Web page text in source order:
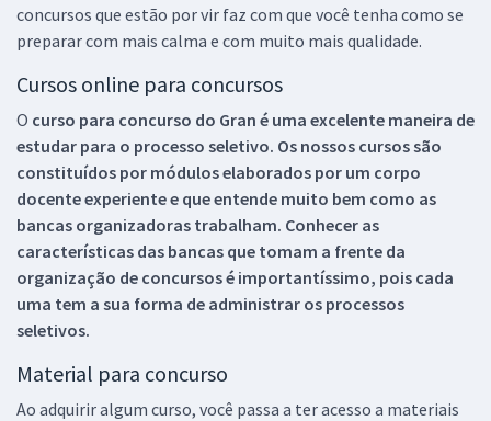
concursos que estão por vir faz com que você tenha como se
preparar com mais calma e com muito mais qualidade.
Cursos online para concursos
O curso para concurso do Gran é uma excelente maneira de
estudar para o processo seletivo. Os nossos cursos são
constituídos por módulos elaborados por um corpo
docente experiente e que entende muito bem como as
bancas organizadoras trabalham. Conhecer as
características das bancas que tomam a frente da
organização de concursos é importantíssimo, pois cada
uma tem a sua forma de administrar os processos
seletivos.
Material para concurso
Ao adquirir algum curso, você passa a ter acesso a materiais